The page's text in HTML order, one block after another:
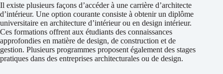
Il existe plusieurs façons d’accéder à une carrière d’architecte
d’intérieur. Une option courante consiste à obtenir un diplôme
universitaire en architecture d’intérieur ou en design intérieur.
Ces formations offrent aux étudiants des connaissances
approfondies en matière de design, de construction et de
gestion. Plusieurs programmes proposent également des stages
pratiques dans des entreprises architecturales ou de design.